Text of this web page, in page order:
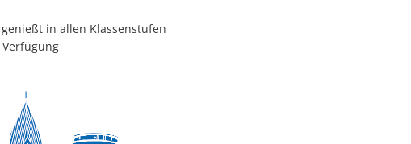
in allen Klassenstufen